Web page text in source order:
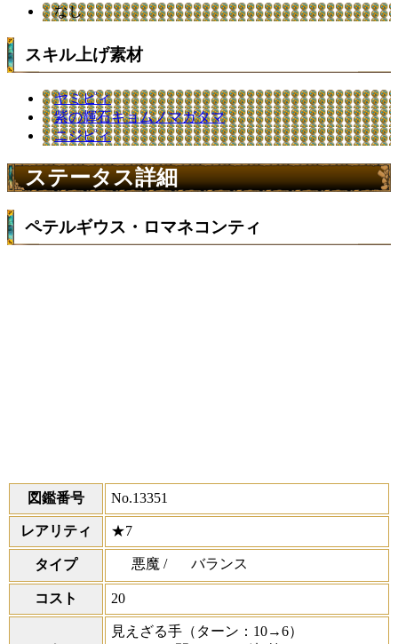
なし
スキル上げ素材
ヤミピィ
紫の輝石キョムノマガタマ
ニジピィ
ステータス詳細
ペテルギウス・ロマネコンティ
図鑑番号 No.13351
レアリティ ★7
タイプ 悪魔 / バランス
コスト 20
見えざる手 （ターン：10→6）